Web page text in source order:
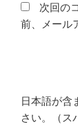
次回の
前、メール
日本語が含
さい。（ス